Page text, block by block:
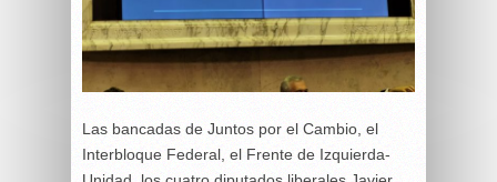
Las bancadas de Juntos por el Cambio, el
Interbloque Federal, el Frente de Izquierda-